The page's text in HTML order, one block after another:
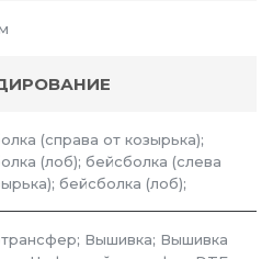
(справа от козырька);
(лоб); бейсболка (слева
бейсболка (лоб);
Вышивка; Вышивка